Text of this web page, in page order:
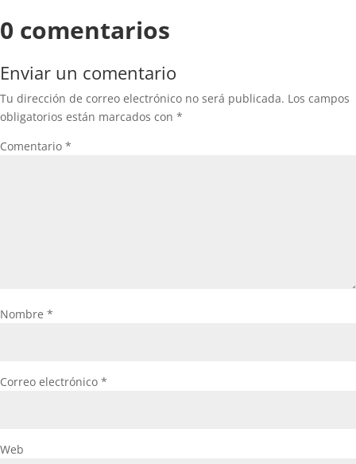
0 comentarios
Enviar un comentario
Tu dirección de correo electrónico no será publicada. Los campos
obligatorios están marcados con *
Comentario *
Nombre *
Correo electrónico *
Web